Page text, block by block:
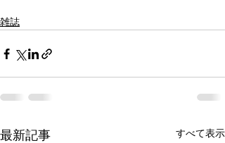
雑誌
最新記事 すべて表示